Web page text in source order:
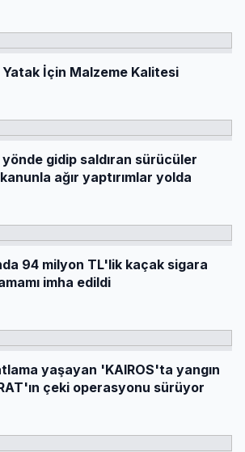
Yatak İçin Malzeme Kalitesi
gidip saldıran sürücüler
ağır yaptırımlar yolda
94 milyon TL'lik kaçak sigara
imha edildi
yaşayan 'KAIROS'ta yangın
çeki operasyonu sürüyor